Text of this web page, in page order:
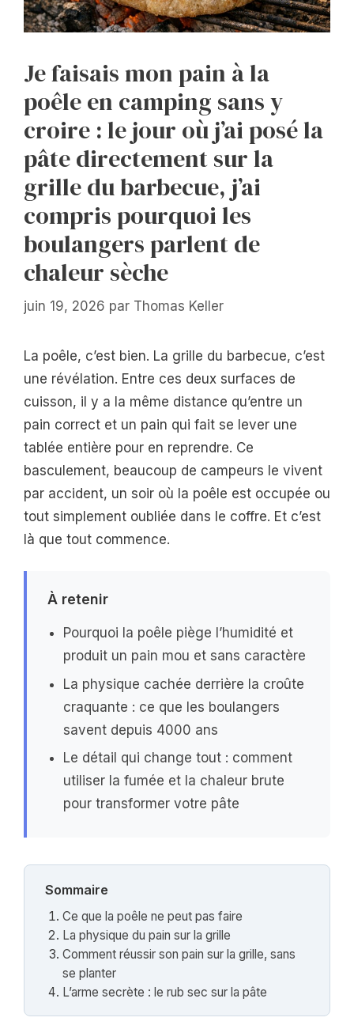
Je faisais mon pain à la
poêle en camping sans y
croire : le jour où j’ai posé la
pâte directement sur la
grille du barbecue, j’ai
compris pourquoi les
boulangers parlent de
chaleur sèche
juin 19, 2026 par Thomas Keller
La poêle, c’est bien. La grille du barbecue, c’est
une révélation. Entre ces deux surfaces de
cuisson, il y a la même distance qu’entre un
pain correct et un pain qui fait se lever une
tablée entière pour en reprendre. Ce
basculement, beaucoup de campeurs le vivent
par accident, un soir où la poêle est occupée ou
tout simplement oubliée dans le coffre. Et c’est
là que tout commence.
À retenir
Pourquoi la poêle piège l’humidité et
produit un pain mou et sans caractère
La physique cachée derrière la croûte
craquante : ce que les boulangers
savent depuis 4000 ans
Le détail qui change tout : comment
utiliser la fumée et la chaleur brute
pour transformer votre pâte
Sommaire
Ce que la poêle ne peut pas faire
La physique du pain sur la grille
Comment réussir son pain sur la grille, sans
se planter
L’arme secrète : le rub sec sur la pâte